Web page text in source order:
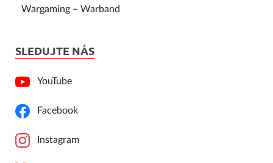
Wargaming – Warband
SLEDUJTE NÁS
YouTube
Facebook
Instagram